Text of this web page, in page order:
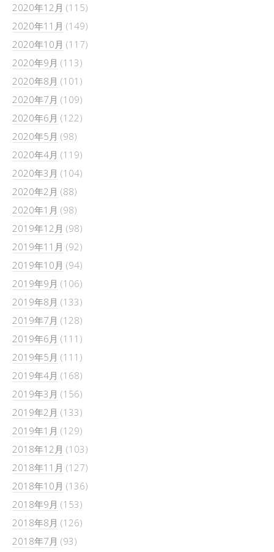
2020年12月 (115)
2020年11月 (149)
2020年10月 (117)
2020年9月 (113)
2020年8月 (101)
2020年7月 (109)
2020年6月 (122)
2020年5月 (98)
2020年4月 (119)
2020年3月 (104)
2020年2月 (88)
2020年1月 (98)
2019年12月 (98)
2019年11月 (92)
2019年10月 (94)
2019年9月 (106)
2019年8月 (133)
2019年7月 (128)
2019年6月 (111)
2019年5月 (111)
2019年4月 (168)
2019年3月 (156)
2019年2月 (133)
2019年1月 (129)
2018年12月 (103)
2018年11月 (127)
2018年10月 (136)
2018年9月 (153)
2018年8月 (126)
2018年7月 (93)